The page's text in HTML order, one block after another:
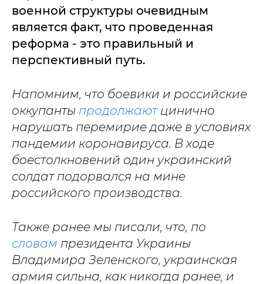
военной структуры очевидным
является факт, что проведенная
реформа - это правильный и
перспективный путь.
Напомним, что боевики и российские
оккупанты продолжаютцинично
нарушать перемирие даже в условиях
пандемии коронавируса. В ходе
боестолкновений один украинский
солдат подорвался на мине
российского производства.
Также ранее мы писали, что, по
словам президента Украины
Владимира Зеленского, украинская
армия сильна, как никогда ранее, и